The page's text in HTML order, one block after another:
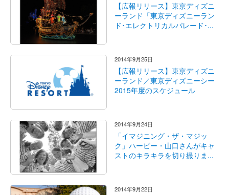
【広報リリース】東京ディズニ
ーランド「東京ディズニーラン
ド･エレクトリカルパレード･...
2014年9月25日
【広報リリース】東京ディズニ
ーランド／東京ディズニーシー
2015年度のスケジュール
2014年9月24日
「イマジニング・ザ・マジッ
ク」ハービー・山口さんがキャ
ストのキラキラを切り撮りま...
2014年9月22日